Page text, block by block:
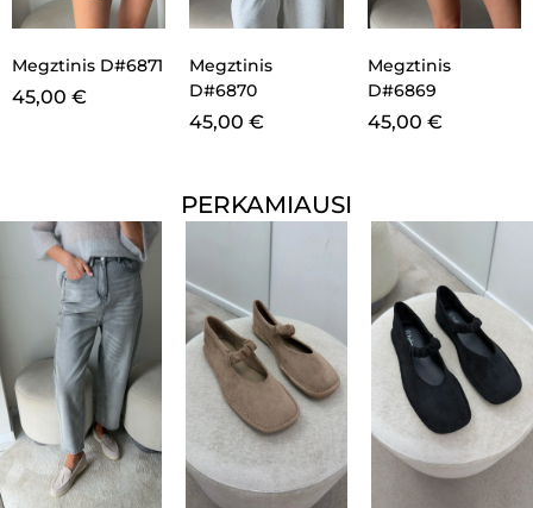
Megztinis D#6871
45,00 €
Megztinis
D#6870
45,00€
Megztinis
D#6869
45,00 €
PERKAMIAUSI